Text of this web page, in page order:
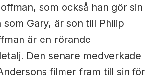
som också han gör sin
Gary, är son till Philip
är en rörande
Den senare medverkade
filmer fram till sin för